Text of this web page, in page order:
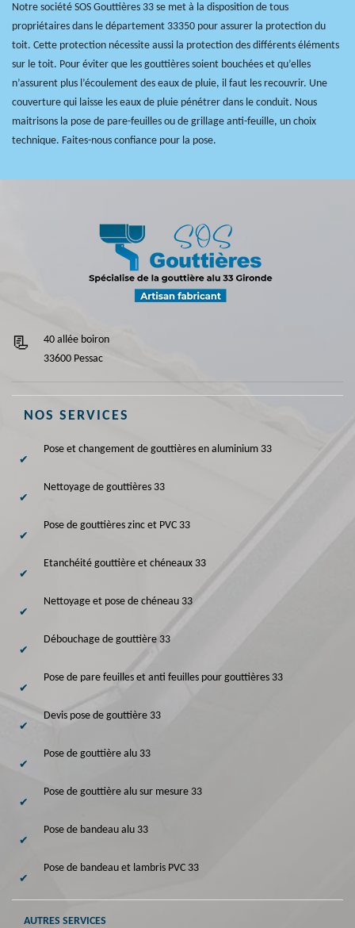
Notre société SOS Gouttières 33 se met à la disposition de tous
propriétaires dans le département 33350 pour assurer la protection du
toit. Cette protection nécessite aussi la protection des différents éléments
sur le toit. Pour éviter que les gouttières soient bouchées et qu’elles
n’assurent plus l’écoulement des eaux de pluie, il faut les recouvrir. Une
couverture qui laisse les eaux de pluie pénétrer dans le conduit. Nous
maitrisons la pose de pare-feuilles ou de grillage anti-feuille, un choix
technique. Faites-nous confiance pour la pose.
40 allée boiron
33600 Pessac
NOS SERVICES
Pose et changement de gouttières en aluminium 33
Nettoyage de gouttières 33
Pose de gouttières zinc et PVC 33
Etanchéité gouttière et chéneaux 33
Nettoyage et pose de chéneau 33
Débouchage de gouttière 33
Pose de pare feuilles et anti feuilles pour gouttières 33
Devis pose de gouttière 33
Pose de gouttière alu 33
Pose de gouttière alu sur mesure 33
Pose de bandeau alu 33
Pose de bandeau et lambris PVC 33
AUTRES SERVICES